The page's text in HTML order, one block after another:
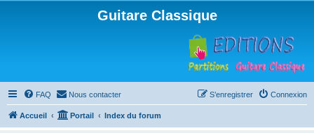
Guitare Classique
FAQ Nous contacter Connexion
S’enregistrer
Accueil Portail Index du forum